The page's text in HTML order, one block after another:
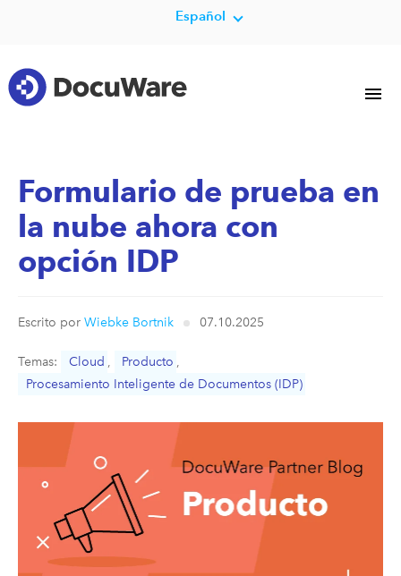
Español
Formulario de prueba en
la nube ahora con
opción IDP
Escrito por Wiebke Bortnik 07.10.2025
Temas: Cloud , Producto ,
Procesamiento Inteligente de Documentos (IDP)